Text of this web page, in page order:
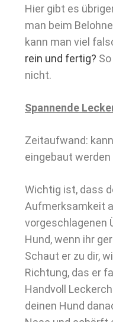
Hier gibt es
man beim
kann man viel
rein und fertig?
nicht.
Spannende
Zeitaufwand:
eingebaut werden
Wichtig ist, dass
Aufmerksamkeit
vorgeschlagenen
Hund, wenn ihr
Schaut er zu dir,
Richtung, das er
Handvoll
deinen Hund